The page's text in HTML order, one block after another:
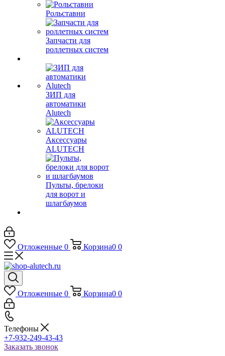
Рольставни
Запчасти для
роллетных систем
ЗИП для
автоматики
Alutech
Аксессуары
ALUTECH
Пульты, брелоки
для ворот и
шлагбаумов
Отложенные 0 Корзина0 0
Отложенные 0 Корзина0 0
Телефоны
+7-932-249-43-43
Заказать звонок